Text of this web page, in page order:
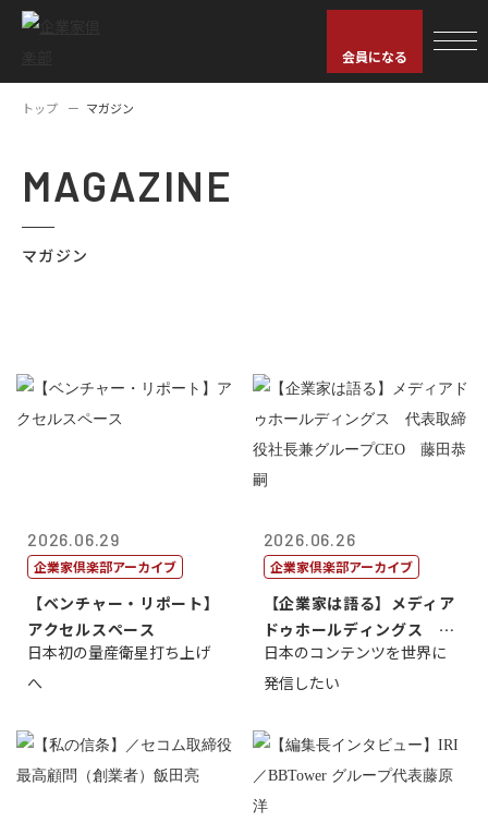
会員になる
トップ マガジン
MAGAZINE
マガジン
2026.06.29
企業家倶楽部アーカイブ
【ベンチャー・リポート】
アクセルスペース
日本初の量産衛星打ち上げ
へ
2026.06.26
企業家倶楽部アーカイブ
【企業家は語る】メディア
ドゥホールディングス 代
表取締役社長...
日本のコンテンツを世界に
発信したい